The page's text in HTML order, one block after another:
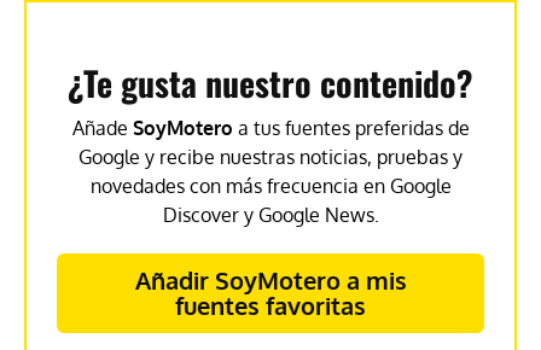
¿Te gusta nuestro contenido?
Añade SoyMotero a tus fuentes preferidas de
Google y recibe nuestras noticias, pruebas y
novedades con más frecuencia en Google
Discover y Google News.
Añadir SoyMotero a mis
fuentes favoritas